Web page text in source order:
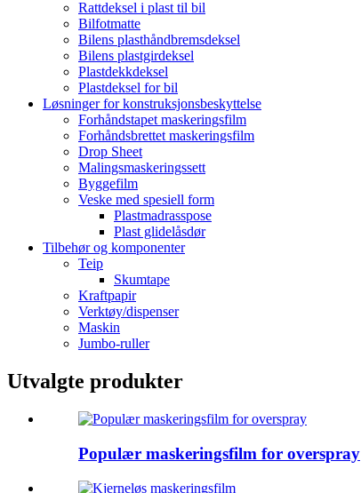
Rattdeksel i plast til bil
Bilfotmatte
Bilens plasthåndbremsdeksel
Bilens plastgirdeksel
Plastdekkdeksel
Plastdeksel for bil
Løsninger for konstruksjonsbeskyttelse
Forhåndstapet maskeringsfilm
Forhåndsbrettet maskeringsfilm
Drop Sheet
Malingsmaskeringssett
Byggefilm
Veske med spesiell form
Plastmadrasspose
Plast glidelåsdør
Tilbehør og komponenter
Teip
Skumtape
Kraftpapir
Verktøy/dispenser
Maskin
Jumbo-ruller
Utvalgte produkter
Populær maskeringsfilm for overspray